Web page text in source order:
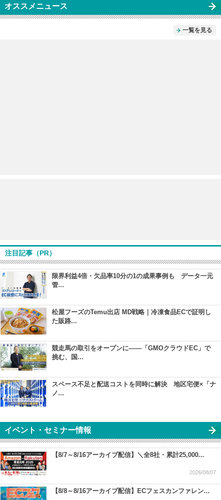
オススメニュース
一覧を見る
注目記事（PR）
限界利益4倍・欠品率10分の1の成果事例も データ一元
管...
松屋フーズのTemu出店 MD戦略｜冷凍食品ECで証明し
た販路...
競走馬の取引をオープンに――「GMOクラウドEC」で
挑む、国...
スペース不足と配送コストを同時に解決 地区宅便×「ナ
ノ...
イベント・セミナー情報
【8/7～8/16アーカイブ配信】＼全8社・累計25,000...
2026/08/07
【8/8～8/16アーカイブ配信】ECフェスカンファレン...